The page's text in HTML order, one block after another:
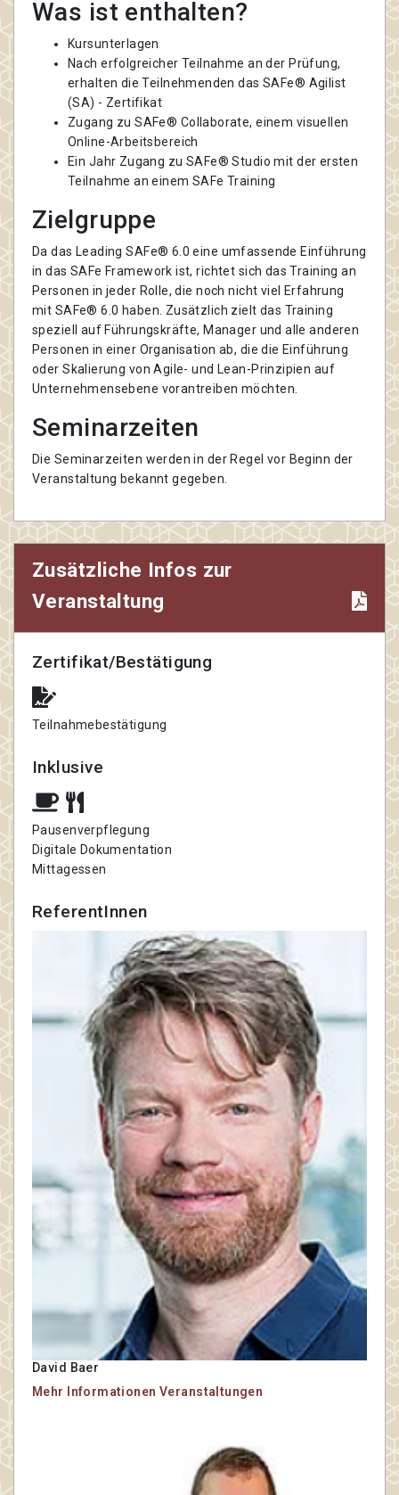
Was ist enthalten?
Kursunterlagen
Nach erfolgreicher Teilnahme an der Prüfung,
erhalten die Teilnehmenden das SAFe® Agilist
(SA) - Zertifikat
Zugang zu SAFe® Collaborate, einem visuellen
Online-Arbeitsbereich
Ein Jahr Zugang zu SAFe® Studio mit der ersten
Teilnahme an einem SAFe Training
Zielgruppe
Da das Leading SAFe® 6.0 eine umfassende Einführung
in das SAFe Framework ist, richtet sich das Training an
Personen in jeder Rolle, die noch nicht viel Erfahrung
mit SAFe® 6.0 haben. Zusätzlich zielt das Training
speziell auf Führungskräfte, Manager und alle anderen
Personen in einer Organisation ab, die die Einführung
oder Skalierung von Agile- und Lean-Prinzipien auf
Unternehmensebene vorantreiben möchten.
Seminarzeiten
Die Seminarzeiten werden in der Regel vor Beginn der
Veranstaltung bekannt gegeben.
Zusätzliche Infos zur
Veranstaltung
Zertifikat/Bestätigung
Teilnahmebestätigung
Inklusive
Pausenverpflegung
Digitale Dokumentation
Mittagessen
ReferentInnen
David Baer
Mehr Informationen Veranstaltungen